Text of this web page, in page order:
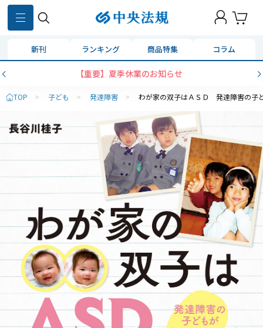
新刊 ランキング 商品特集 コラム
【重要】夏季休業のお知らせ
TOP > 子ども > 発達障害 > わが家の双子はＡＳＤ 発達障害の子